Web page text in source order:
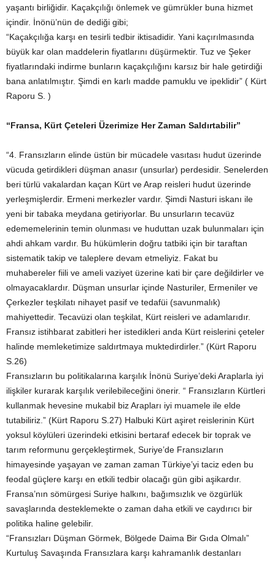
yaşantı birliğidir. Kaçakçılığı önlemek ve gümrükler buna hizmet
içindir. İnönü’nün de dediği gibi;
“Kaçakçılığa karşı en tesirli tedbir iktisadidir. Yani kaçırılmasında
büyük kar olan maddelerin fiyatlarını düşürmektir. Tuz ve Şeker
fiyatlarındaki indirme bunların kaçakçılığını karsız bir hale getirdiği
bana anlatılmıştır. Şimdi en karlı madde pamuklu ve ipeklidir” ( Kürt
Raporu S. )
“Fransa, Kürt Çeteleri Üzerimize Her Zaman Saldırtabilir”
“4. Fransızların elinde üstün bir mücadele vasıtası hudut üzerinde
vücuda getirdikleri düşman anasır (unsurlar) perdesidir. Senelerden
beri türlü vakalardan kaçan Kürt ve Arap reisleri hudut üzerinde
yerleşmişlerdir. Ermeni merkezler vardır. Şimdi Nasturi iskanı ile
yeni bir tabaka meydana getiriyorlar. Bu unsurların tecavüz
edememelerinin temin olunması ve huduttan uzak bulunmaları için
ahdi ahkam vardır. Bu hükümlerin doğru tatbiki için bir taraftan
sistematik takip ve taleplere devam etmeliyiz. Fakat bu
muhabereler fiili ve ameli vaziyet üzerine kati bir çare değildirler ve
olmayacaklardır. Düşman unsurlar içinde Nasturiler, Ermeniler ve
Çerkezler teşkilatı nihayet pasif ve tedafüi (savunmalık)
mahiyettedir. Tecavüzi olan teşkilat, Kürt reisleri ve adamlarıdır.
Fransız istihbarat zabitleri her istedikleri anda Kürt reislerini çeteler
halinde memleketimize saldırtmaya muktedirdirler.” (Kürt Raporu
S.26)
Fransızların bu politikalarına karşılık İnönü Suriye’deki Araplarla iyi
ilişkiler kurarak karşılık verilebileceğini önerir. “ Fransızların Kürtleri
kullanmak hevesine mukabil biz Arapları iyi muamele ile elde
tutabiliriz.” (Kürt Raporu S.27) Halbuki Kürt aşiret reislerinin Kürt
yoksul köylüleri üzerindeki etkisini bertaraf edecek bir toprak ve
tarım reformunu gerçekleştirmek, Suriye’de Fransızların
himayesinde yaşayan ve zaman zaman Türkiye’yi taciz eden bu
feodal güçlere karşı en etkili tedbir olacağı gün gibi aşikardır.
Fransa’nın sömürgesi Suriye halkını, bağımsızlık ve özgürlük
savaşlarında desteklemekte o zaman daha etkili ve caydırıcı bir
politika haline gelebilir.
“Fransızları Düşman Görmek, Bölgede Daima Bir Gıda Olmalı”
Kurtuluş Savaşında Fransızlara karşı kahramanlık destanları